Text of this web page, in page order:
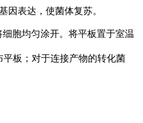
因表达，使菌体复苏。
胞均匀涂开。将平板置于室温
板；对于连接产物的转化菌